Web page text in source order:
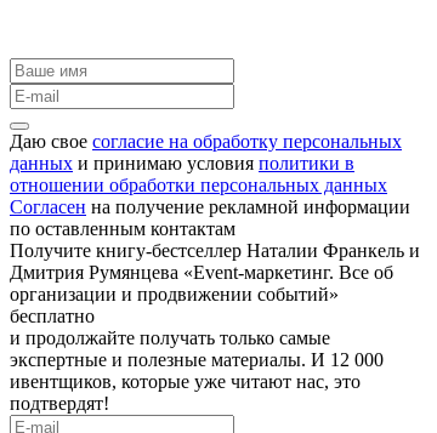
Даю свое согласие на обработку персональных
данных и принимаю условия политики в
отношении обработки персональных данных
Согласен на получение рекламной информации
по оставленным контактам
Получите книгу-бестселлер Наталии Франкель и
Дмитрия Румянцева «Event-маркетинг. Все об
организации и продвижении событий»
бесплатно
и продолжайте получать только самые
экспертные и полезные материалы. И 12 000
ивентщиков, которые уже читают нас, это
подтвердят!